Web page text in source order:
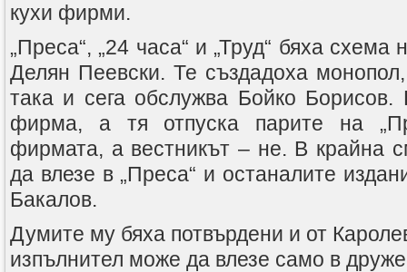
кухи фирми.
„Преса“, „24 часа“ и „Труд“ бяха
Делян Пеевски. Те създадоха монопол,
така и сега обслужва Бойко
фирма, а тя отпуска парите на
фирмата, а вестникът – не. В крайна
да влезе в „Преса“ и останалите
Бакалов.
Думите му бяха потвърдени и от
изпълнител може да влезе само в